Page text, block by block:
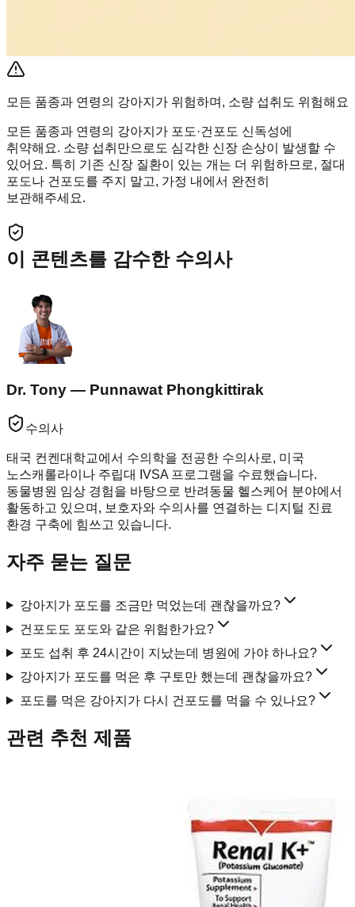
모든 품종과 연령의 강아지가 위험하며, 소량 섭취도 위험해요
모든 품종과 연령의 강아지가 포도·건포도 신독성에
취약해요. 소량 섭취만으로도 심각한 신장 손상이 발생할 수
있어요. 특히 기존 신장 질환이 있는 개는 더 위험하므로, 절대
포도나 건포도를 주지 말고, 가정 내에서 완전히
보관해주세요.
이 콘텐츠를 감수한 수의사
Dr. Tony — Punnawat Phongkittirak
수의사
태국 컨켄대학교에서 수의학을 전공한 수의사로, 미국
노스캐롤라이나 주립대 IVSA 프로그램을 수료했습니다.
동물병원 임상 경험을 바탕으로 반려동물 헬스케어 분야에서
활동하고 있으며, 보호자와 수의사를 연결하는 디지털 진료
환경 구축에 힘쓰고 있습니다.
자주 묻는 질문
강아지가 포도를 조금만 먹었는데 괜찮을까요?
건포도도 포도와 같은 위험한가요?
포도 섭취 후 24시간이 지났는데 병원에 가야 하나요?
강아지가 포도를 먹은 후 구토만 했는데 괜찮을까요?
포도를 먹은 강아지가 다시 건포도를 먹을 수 있나요?
관련 추천 제품